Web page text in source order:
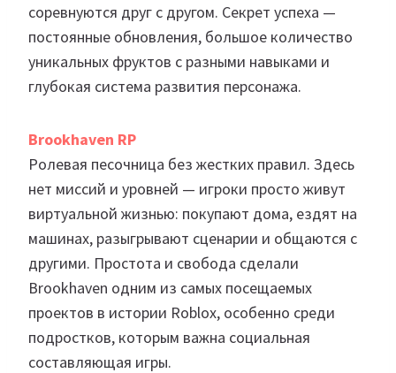
соревнуются друг с другом. Секрет успеха —
постоянные обновления, большое количество
уникальных фруктов с разными навыками и
глубокая система развития персонажа.
Brookhaven RP
Ролевая песочница без жестких правил. Здесь
нет миссий и уровней — игроки просто живут
виртуальной жизнью: покупают дома, ездят на
машинах, разыгрывают сценарии и общаются с
другими. Простота и свобода сделали
Brookhaven одним из самых посещаемых
проектов в истории Roblox, особенно среди
подростков, которым важна социальная
составляющая игры.